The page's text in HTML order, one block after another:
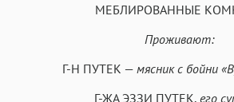
МЕБЛИРОВАННЫЕ
Проживают:
Г-Н ПУТЕК — мясник с бойни
Г-ЖА ЭЗЗИ ПУТЕК, его